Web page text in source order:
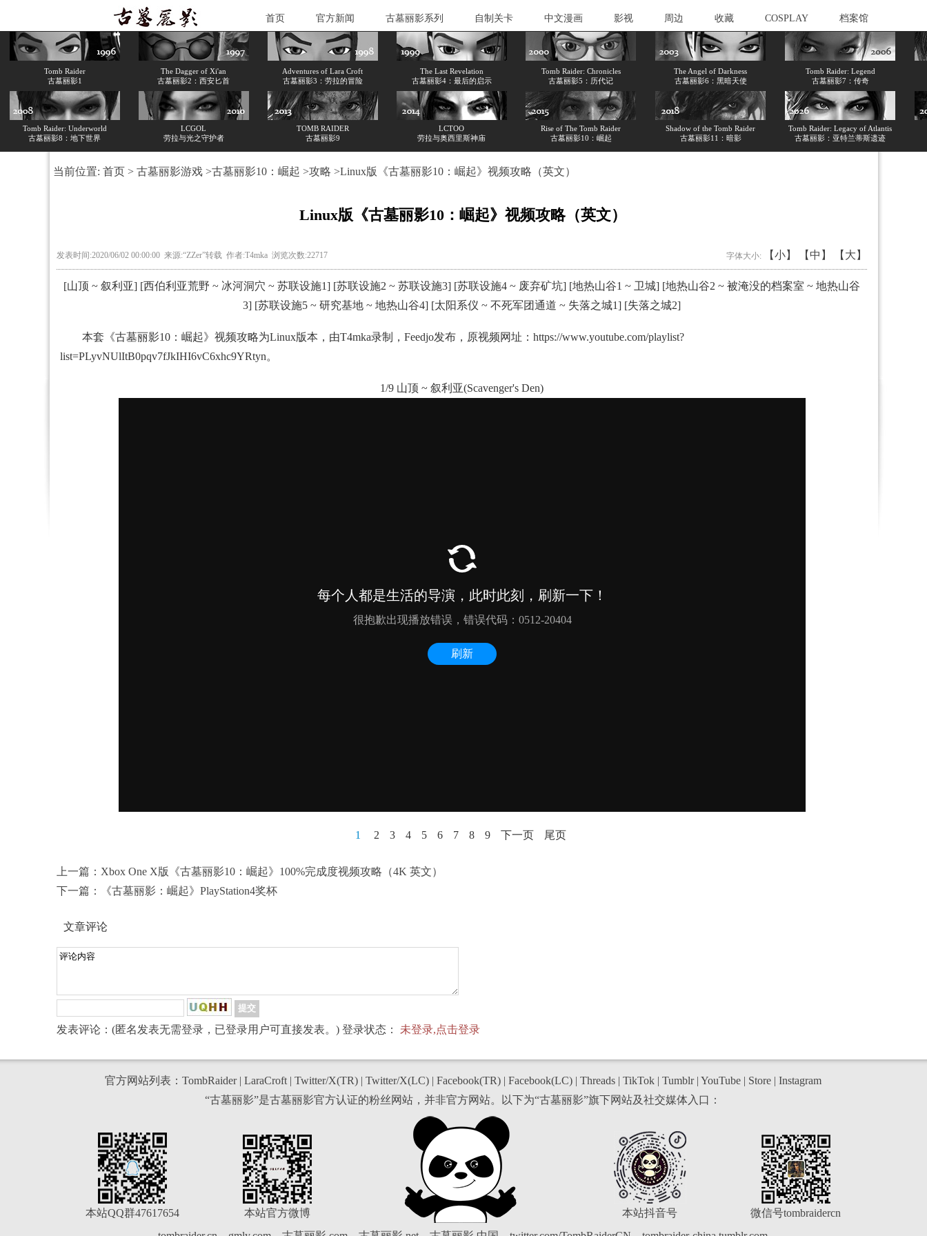
首页 官方新闻 古墓丽影系列 自制关卡 中文漫画 影视 周边 收藏 COSPLAY 档案馆
Tomb Raider
古墓丽影1
The Dagger of Xi'an
古墓丽影2：西安匕首
Adventures of Lara Croft
古墓丽影3：劳拉的冒险
The Last Revelation
古墓丽影4：最后的启示
Tomb Raider: Chronicles
古墓丽影5：历代记
The Angel of Darkness
古墓丽影6：黑暗天使
Tomb Raider: Legend
古墓丽影7：传奇
Tomb Raider: Underworld
古墓丽影8：地下世界
LCGOL
劳拉与光之守护者
TOMB RAIDER
古墓丽影9
LCTOO
劳拉与奥西里斯神庙
Rise of The Tomb Raider
古墓丽影10：崛起
Shadow of the Tomb Raider
古墓丽影11：暗影
Tomb Raider: Legacy of Atlantis
古墓丽影：亚特兰蒂斯遗迹
当前位置: 首页 > 古墓丽影游戏 >古墓丽影10：崛起 >攻略 >Linux版《古墓丽影10：崛起》视频攻略（英文）
Linux版《古墓丽影10：崛起》视频攻略（英文）
发表时间:2020/06/02 00:00:00 来源:“ZZer”转载 作者:T4mka 浏览次数:22717 字体大小: 【小】 【中】 【大】
[山顶 ~ 叙利亚] [西伯利亚荒野 ~ 冰河洞穴 ~ 苏联设施1] [苏联设施2 ~ 苏联设施3] [苏联设施4 ~ 废弃矿坑] [地热山谷1 ~ 卫城] [地热山谷2 ~ 被淹没的档案室 ~ 地热山谷
3] [苏联设施5 ~ 研究基地 ~ 地热山谷4] [太阳系仪 ~ 不死军团通道 ~ 失落之城1] [失落之城2]
本套《古墓丽影10：崛起》视频攻略为Linux版本，由T4mka录制，Feedjo发布，原视频网址： https://www.youtube.com/playlist?
list=PLyvNUlItB0pqv7fJkIHI6vC6xhc9YRtyn。
1/9 山顶 ~ 叙利亚(Scavenger's Den)
1 2 3 4 5 6 7 8 9 下一页 尾页
上一篇： Xbox One X版《古墓丽影10：崛起》100%完成度视频攻略（4K 英文）
下一篇：
《古墓丽影：崛起》PlayStation4奖杯
文章评论
发表评论：(匿名发表无需登录，已登录用户可直接发表。) 登录状态： 未登录,点击登录
官方网站列表： TombRaider| LaraCroft| Twitter/X(TR)| Twitter/X(LC)| Facebook(TR)| Facebook(LC)| Threads| TikTok| Tumblr| YouTube| Store| Instagram
“古墓丽影”是古墓丽影官方认证的粉丝网站，并非官方网站。以下为“古墓丽影”旗下网站及社交媒体入口：
本站QQ群47617654 本站官方微博 本站抖音号
微信号tombraidercn